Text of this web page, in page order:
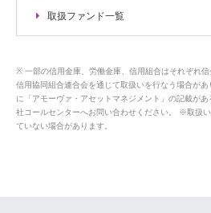
取扱ファンド一覧
一部の信用金庫、労働金庫、信用組合はそれぞれ
信用協同組合連合会を通じて取扱いを行なう場合が
に「アモーヴァ・アセットマネジメント」の記載が
社コールセンターへお問い合わせください。 ※取扱
ていない場合があります。